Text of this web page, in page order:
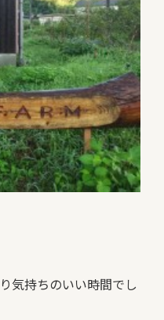
気持ちのいい時間でし